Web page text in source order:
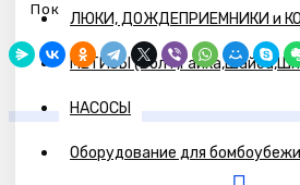
ЛЮКИ, ДОЖДЕПРИЕМНИКИ и
МЕТИЗЫ
НАСОСЫ
Оборудование для
Показано с 1 по 2 из 2 (всего 1